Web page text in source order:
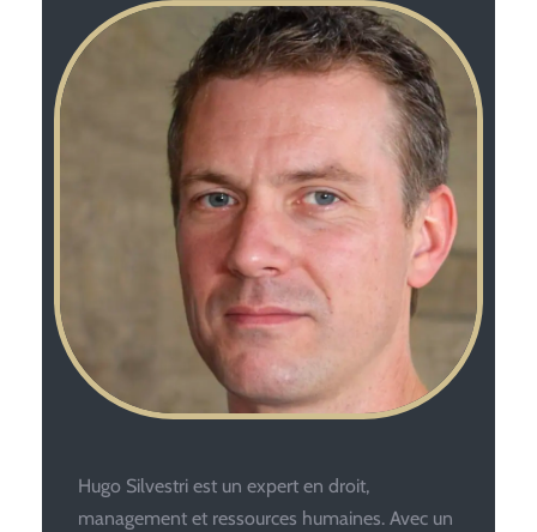
Hugo Silvestri est un expert en droit,
management et ressources humaines. Avec un